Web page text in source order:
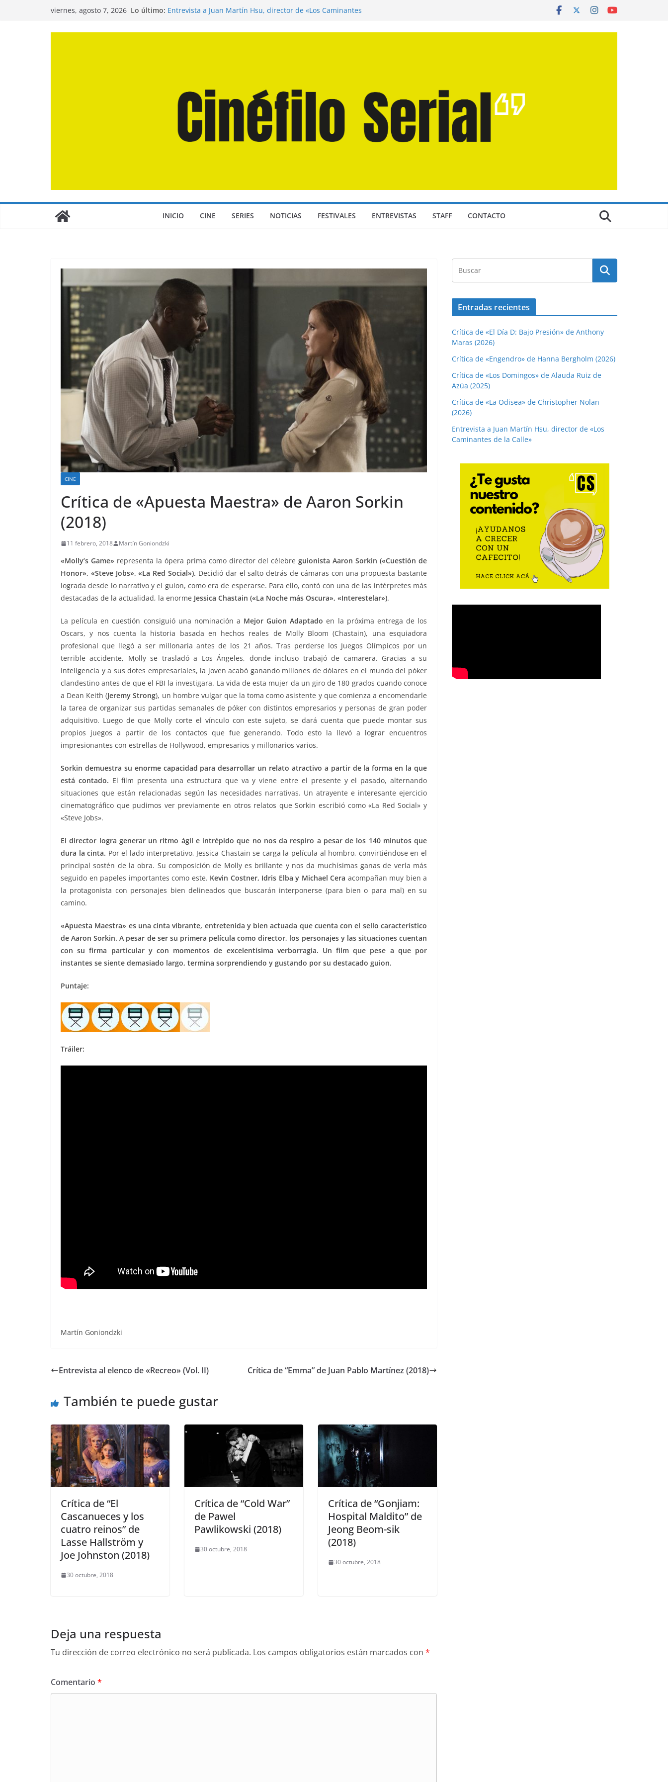
viernes, agosto 7, 2026 Lo último: Entrevista a Juan Martín Hsu, director de «Los Caminantes
INICIO CINE SERIES NOTICIAS FESTIVALES ENTREVISTAS STAFF CONTACTO
CINE
Crítica de «Apuesta Maestra» de Aaron Sorkin
(2018)
11 febrero, 2018 Martín Goniondzki
«Molly’s Game» representa la ópera prima como director del célebre guionista Aaron Sorkin («Cuestión de
Honor», «Steve Jobs», «La Red Social»). Decidió dar el salto detrás de cámaras con una propuesta bastante
lograda desde lo narrativo y el guion, como era de esperarse. Para ello, contó con una de las intérpretes más
destacadas de la actualidad, la enorme Jessica Chastain («La Noche más Oscura», «Interestelar»).
La película en cuestión consiguió una nominación a Mejor Guion Adaptado en la próxima entrega de los
Oscars, y nos cuenta la historia basada en hechos reales de Molly Bloom (Chastain), una esquiadora
profesional que llegó a ser millonaria antes de los 21 años. Tras perderse los Juegos Olímpicos por un
terrible accidente, Molly se trasladó a Los Ángeles, donde incluso trabajó de camarera. Gracias a su
inteligencia y a sus dotes empresariales, la joven acabó ganando millones de dólares en el mundo del póker
clandestino antes de que el FBI la investigara. La vida de esta mujer da un giro de 180 grados cuando conoce
a Dean Keith (Jeremy Strong), un hombre vulgar que la toma como asistente y que comienza a encomendarle
la tarea de organizar sus partidas semanales de póker con distintos empresarios y personas de gran poder
adquisitivo. Luego de que Molly corte el vínculo con este sujeto, se dará cuenta que puede montar sus
propios juegos a partir de los contactos que fue generando. Todo esto la llevó a lograr encuentros
impresionantes con estrellas de Hollywood, empresarios y millonarios varios.
Sorkin demuestra su enorme capacidad para desarrollar un relato atractivo a partir de la forma en la que
está contado. El film presenta una estructura que va y viene entre el presente y el pasado, alternando
situaciones que están relacionadas según las necesidades narrativas. Un atrayente e interesante ejercicio
cinematográfico que pudimos ver previamente en otros relatos que Sorkin escribió como «La Red Social» y
«Steve Jobs».
El director logra generar un ritmo ágil e intrépido que no nos da respiro a pesar de los 140 minutos que
dura la cinta. Por el lado interpretativo, Jessica Chastain se carga la película al hombro, convirtiéndose en el
principal sostén de la obra. Su composición de Molly es brillante y nos da muchísimas ganas de verla más
seguido en papeles importantes como este. Kevin Costner, Idris Elba y Michael Cera acompañan muy bien a
la protagonista con personajes bien delineados que buscarán interponerse (para bien o para mal) en su
camino.
«Apuesta Maestra» es una cinta vibrante, entretenida y bien actuada que cuenta con el sello característico
de Aaron Sorkin. A pesar de ser su primera película como director, los personajes y las situaciones cuentan
con su firma particular y con momentos de excelentísima verborragia. Un film que pese a que por
instantes se siente demasiado largo, termina sorprendiendo y gustando por su destacado guion.
Puntaje:
Tráiler:
Martín Goniondzki
Entrevista al elenco de «Recreo» (Vol. II) Crítica de “Emma” de Juan Pablo Martínez (2018)
También te puede gustar
Crítica de “El
Cascanueces y los
cuatro reinos” de
Lasse Hallström y
Joe Johnston (2018)
30 octubre, 2018
Crítica de “Cold War”
de Pawel
Pawlikowski (2018)
30 octubre, 2018
Crítica de “Gonjiam:
Hospital Maldito” de
Jeong Beom-sik
(2018)
30 octubre, 2018
Deja una respuesta
Tu dirección de correo electrónico no será publicada. Los campos obligatorios están marcados con *
Comentario *
Entradas recientes
Crítica de «El Día D: Bajo Presión» de Anthony
Maras (2026)
Crítica de «Engendro» de Hanna Bergholm (2026)
Crítica de «Los Domingos» de Alauda Ruiz de
Azúa (2025)
Crítica de «La Odisea» de Christopher Nolan
(2026)
Entrevista a Juan Martín Hsu, director de «Los
Caminantes de la Calle»